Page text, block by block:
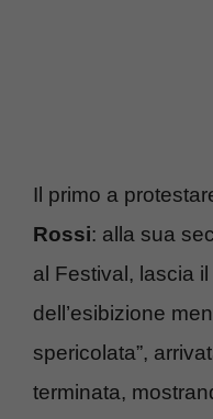
Il primo a
Rossi: alla sua
al Festival, lascia
dell’esibizione
spericolata”,
terminata,